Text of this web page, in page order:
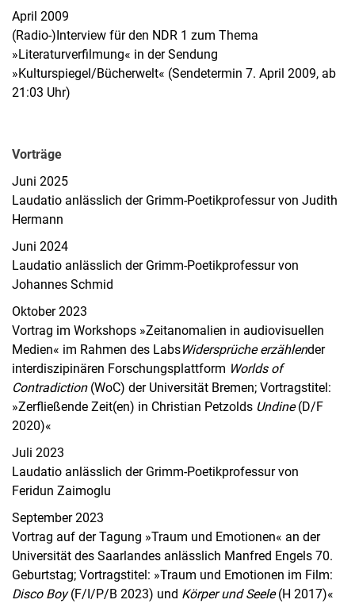
April 2009
(Radio-)Interview für den NDR 1 zum Thema
»Literaturverfilmung« in der Sendung
»Kulturspiegel/Bücherwelt« (Sendetermin 7. April 2009, ab
21:03 Uhr)
Vorträge
Juni 2025
Laudatio anlässlich der Grimm-Poetikprofessur von Judith
Hermann
Juni 2024
Laudatio anlässlich der Grimm-Poetikprofessur von
Johannes Schmid
Oktober 2023
Vortrag im Workshops »Zeitanomalien in audiovisuellen
Medien« im Rahmen des LabsWidersprüche erzählender
interdiszipinären Forschungsplattform Worlds of
Contradiction(WoC) der Universität Bremen; Vortragstitel:
»Zerfließende Zeit(en) in Christian Petzolds Undine(D/F
2020)«
Juli 2023
Laudatio anlässlich der Grimm-Poetikprofessur von
Feridun Zaimoglu
September 2023
Vortrag auf der Tagung »Traum und Emotionen« an der
Universität des Saarlandes anlässlich Manfred Engels 70.
Geburtstag; Vortragstitel: »Traum und Emotionen im Film:
Disco Boy(F/I/P/B 2023) und Körper und Seele(H 2017)«